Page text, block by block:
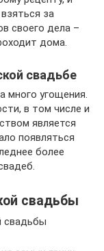
за
своего дела –
дома.
свадьбе
много угощения.
в том числе и
является
появляться
более
свадьбы
свадьбы